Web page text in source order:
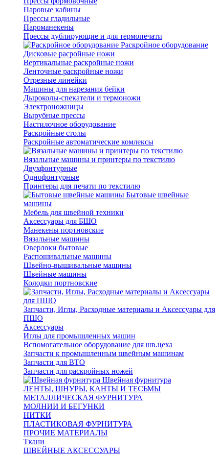
Паровые кабины
Прессы гладильные
Пароманекены
Прессы дублирующие и для термопечати
Раскройное оборудование
Дисковые расройные ножи
Вертикальные раскройные ножи
Ленточные раскройные ножи
Отрезные линейки
Машины для нарезания бейки
Дыроколы-спекатели и термоножи
Электроножницы
Вырубные прессы
Настилочное оборудование
Раскройные столы
Раскройные автоматические комлексы
Вязальные машины и принтеры по текстилю
Двухфонтурные
Однофонтурные
Принтеры для печати по текстилю
Бытовые швейные
машины
Мебель для швейной техники
Аксессуары для БШО
Манекены портновские
Вязальные машины
Оверлоки бытовые
Распошивальные машины
Швейно-вышивальные машины
Швейные машины
Колодки портновские
Запчасти, Иглы, Расходные материалы и Аксессуары для
ПШО
Аксессуары
Иглы для промышленных машин
Вспомогательное оборудование для шв.цеха
Запчасти к промышленным швейным машинам
Запчасти для ВТО
Запчасти для раскройных ножей
Швейная фурнитура
ЛЕНТЫ, ШНУРЫ, КАНТЫ И ТЕСЬМЫ
МЕТАЛЛИЧЕСКАЯ ФУРНИТУРА
МОЛНИИ И БЕГУНКИ
НИТКИ
ПЛАСТИКОВАЯ ФУРНИТУРА
ПРОЧИЕ МАТЕРИАЛЫ
Ткани
ШВЕЙНЫЕ АКСЕССУАРЫ